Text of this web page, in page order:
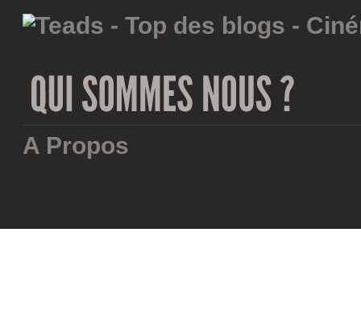
A Propos